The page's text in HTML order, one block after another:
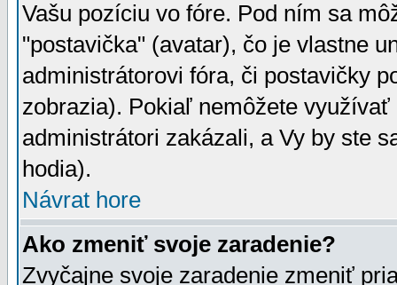
Vašu pozíciu vo fóre. Pod ním sa
"postavička" (avatar), čo je vlastne
administrátorovi fóra, či postavičky
zobrazia). Pokiaľ nemôžete
administrátori zakázali, a Vy by ste
hodia).
Návrat hore
Ako zmeniť svoje zaradenie?
Zvyčajne svoje zaradenie zmeniť